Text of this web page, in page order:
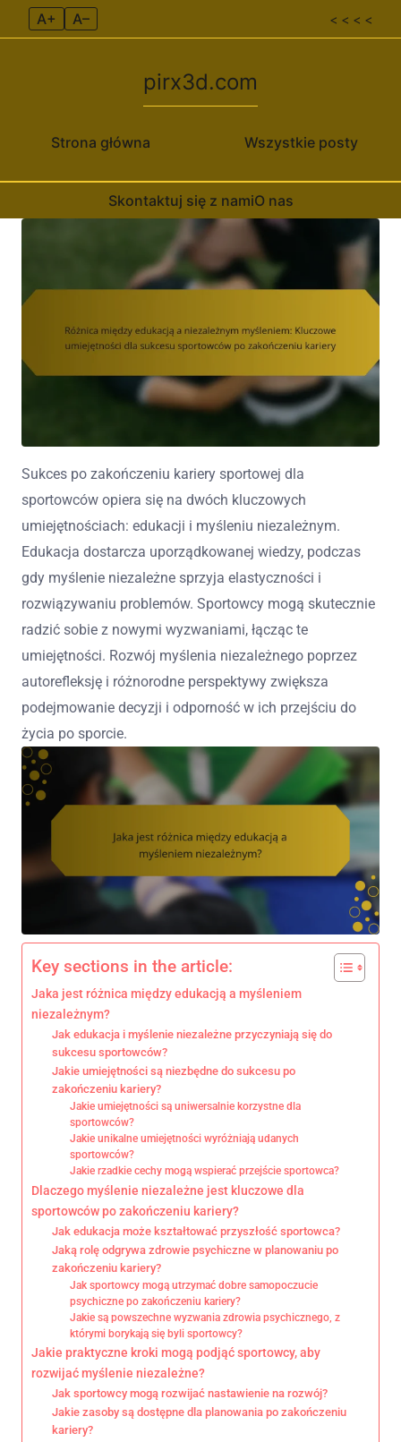
A+ A– < < < <
Strona główna
pirx3d.com
Wszystkie posty
Skontaktuj się z namiO nas
Sukces po zakończeniu kariery sportowej dla
sportowców opiera się na dwóch kluczowych
umiejętnościach: edukacji i myśleniu niezależnym.
Edukacja dostarcza uporządkowanej wiedzy, podczas
gdy myślenie niezależne sprzyja elastyczności i
rozwiązywaniu problemów. Sportowcy mogą skutecznie
radzić sobie z nowymi wyzwaniami, łącząc te
umiejętności. Rozwój myślenia niezależnego poprzez
autorefleksję i różnorodne perspektywy zwiększa
podejmowanie decyzji i odporność w ich przejściu do
życia po sporcie.
Key sections in the article:
Jaka jest różnica między edukacją a myśleniem
niezależnym?
Jak edukacja i myślenie niezależne przyczyniają się do
sukcesu sportowców?
Jakie umiejętności są niezbędne do sukcesu po
zakończeniu kariery?
Jakie umiejętności są uniwersalnie korzystne dla
sportowców?
Jakie unikalne umiejętności wyróżniają udanych
sportowców?
Jakie rzadkie cechy mogą wspierać przejście sportowca?
Dlaczego myślenie niezależne jest kluczowe dla
sportowców po zakończeniu kariery?
Jak edukacja może kształtować przyszłość sportowca?
Jaką rolę odgrywa zdrowie psychiczne w planowaniu po
zakończeniu kariery?
Jak sportowcy mogą utrzymać dobre samopoczucie
psychiczne po zakończeniu kariery?
Jakie są powszechne wyzwania zdrowia psychicznego, z
którymi borykają się byli sportowcy?
Jakie praktyczne kroki mogą podjąć sportowcy, aby
rozwijać myślenie niezależne?
Jak sportowcy mogą rozwijać nastawienie na rozwój?
Jakie zasoby są dostępne dla planowania po zakończeniu
kariery?